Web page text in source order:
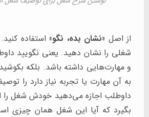
از اصل «نشان بده، نگو»استفاده
شغلی را نشان دهید. یعنی نگویید
و مهارت‌هایی داشته باشد. بلکه
به آن مهارت یا تجربه نیاز دارد را
داوطلب اجازه می‌دهید خودش شغل را
بگیرد که آیا این شغل همان چیزی